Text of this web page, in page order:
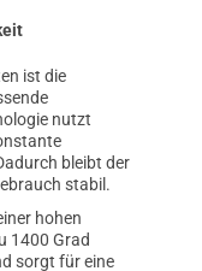
ist die
nutzt
bleibt der
stabil.
hohen
1400 Grad
sorgt für eine